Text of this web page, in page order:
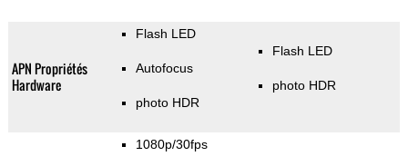
APN Propriétés
Hardware
Flash LED
Autofocus
photo HDR
Flash LED
photo HDR
1080p/30fps